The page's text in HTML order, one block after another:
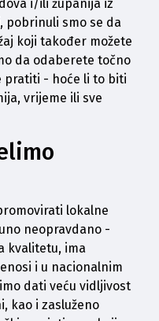
i/ili županija iz
pobrinuli smo se da
koji također možete
pratiti - hoće li to biti
vrijeme ili sve
lokalne
neopravdano -
kvalitetu, ima
i u nacionalnim
dati veću vidljivost
kao i zasluženo